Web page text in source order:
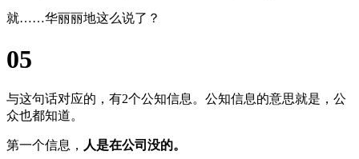
就……华丽丽地这么说了？
05
与这句话对应的，有2个公知信息。公知信息的意思就是，公
众也都知道。
第一个信息， 人是在公司没的。